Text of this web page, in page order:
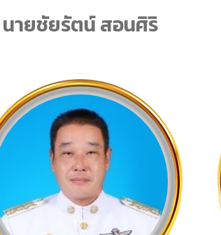
นายชัยรัตน์ สอนศิริ